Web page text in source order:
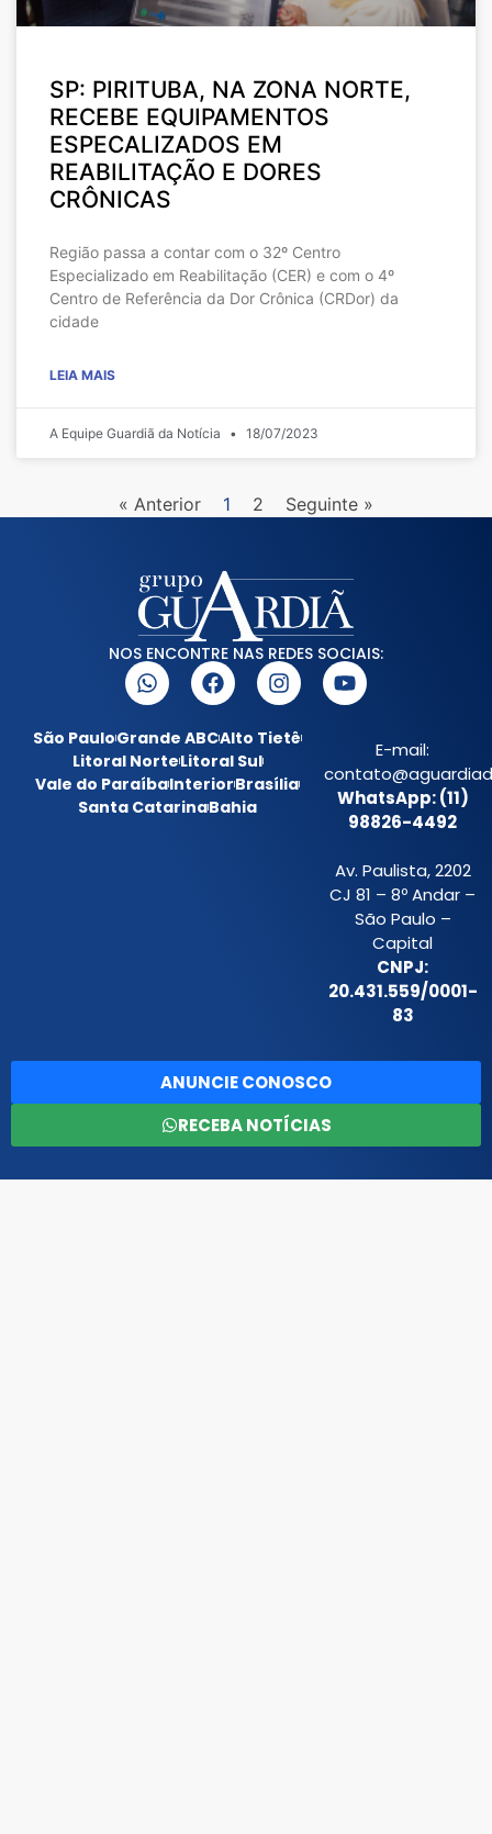
SP: PIRITUBA, NA ZONA NORTE,
RECEBE EQUIPAMENTOS
ESPECALIZADOS EM
REABILITAÇÃO E DORES
CRÔNICAS
Região passa a contar com o 32º Centro
Especializado em Reabilitação (CER) e com o 4º
Centro de Referência da Dor Crônica (CRDor) da
cidade
LEIA MAIS
A Equipe Guardiã da Notícia 18/07/2023
« Anterior 1 2 Seguinte »
NOS ENCONTRE NAS REDES SOCIAIS:
São PauloGrande ABCAlto Tietê
Litoral NorteLitoral Sul
Vale do ParaíbaInteriorBrasília
Santa CatarinaBahia
E-mail:
WhatsApp: (11)
98826-4492
Av. Paulista, 2202
CJ 81 – 8º Andar –
São Paulo –
Capital
CNPJ:
20.431.559/0001-
83
ANUNCIE CONOSCO
RECEBA NOTÍCIAS